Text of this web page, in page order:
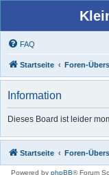
FAQ
Startseite Foren-
Information
Dieses Board ist leider
Startseite Foren-
Powered by phpBB® Forum